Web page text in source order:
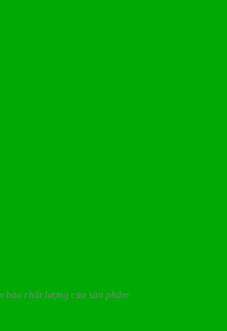
bảo chất lượng của sản phẩm